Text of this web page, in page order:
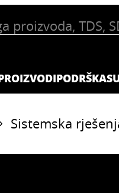
PODRŠKA
Sistemska